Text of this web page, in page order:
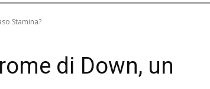
Stamina?
di Down, un